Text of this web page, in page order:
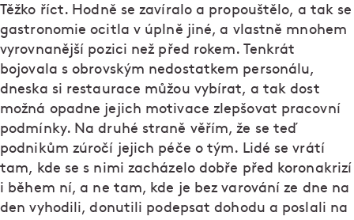
Těžko říct. Hodně se zavíralo a propouštělo, a tak se
gastronomie ocitla v úplně jiné, a vlastně mnohem
vyrovnanější pozici než před rokem. Tenkrát
bojovala s obrovským nedostatkem personálu,
dneska si restaurace můžou vybírat, a tak dost
možná opadne jejich motivace zlepšovat pracovní
podmínky. Na druhé straně věřím, že se teď
podnikům zúročí jejich péče o tým. Lidé se vrátí
tam, kde se s nimi zacházelo dobře před koronakrizí
i během ní, a ne tam, kde je bez varování ze dne na
den vyhodili, donutili podepsat dohodu a poslali na